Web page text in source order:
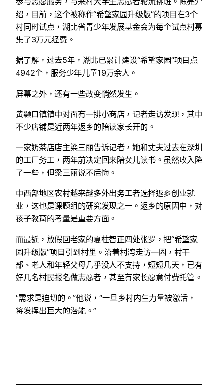
绍，目前，这个被称作“希望家园升级版”的项目在3个
村同时试点，湖北省青少年发展基金会为每个试点村募
集了3万元经费。
据了解，过去5年，湖北已累计建设“希望家园”项目点
4942个，服务少年儿童19万余人。
屏幕之外，还有一些改变悄然发生。
黄颡口镇镇中对面有一排小商店，记者走访发现，其中
不少店铺是近两年返乡的陪读家长开的。
一家奶茶店店主梁三丽告诉记者，她和丈夫过去在深圳
的工厂务工，两年前决定回来陪女儿读书。虽然收入降
了一些，但梁三丽说不后悔。
中西部地区农村越来越多外出务工者选择返乡创业就
业，这也是课题组的研究发现之一。返乡的原因中，对
孩子教育的考量是重要方面。
而最近，放假回老家的夏柱智正四处张罗，把“希望家
园升级版”项目引到村里。沿着村湾走访一圈，村干
部、老人和年轻父母几乎没人不支持，短短几天，已有
好几名村民报名做志愿者，甚至有家长愿意付费托管。
“需求是迫切的。”他说，“一旦乡村内生力量被激活，
将发挥出巨大的潜能。”